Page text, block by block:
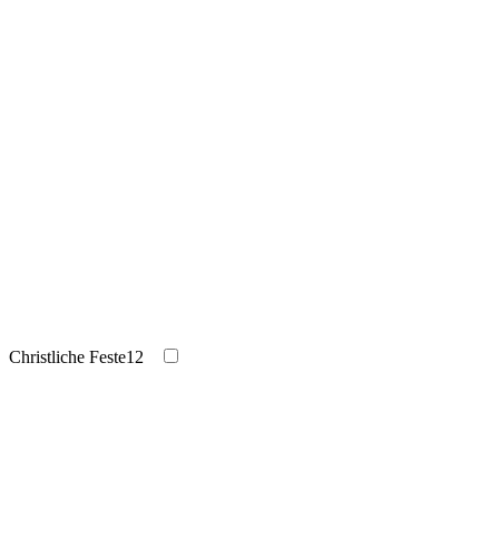
Christliche Feste12